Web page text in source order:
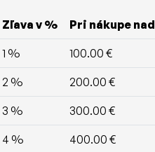
Zľava v % Pri nákupe nad
1 % 100.00 €
2 % 200.00 €
3 % 300.00 €
4 % 400.00 €